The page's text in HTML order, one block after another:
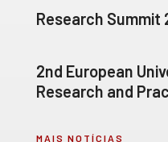
Research Summit
2nd European
Research and
MAIS NOTÍCIAS